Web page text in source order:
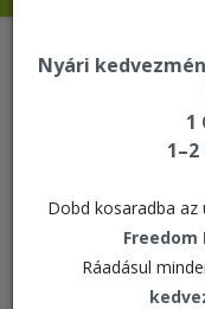
Nyári
1
Dobd kosaradba az
Ráadásul
Oktatási és
Rendezés: